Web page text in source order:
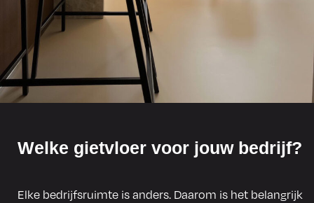
Welke gietvloer voor jouw bedrijf?
Elke bedrijfsruimte is anders. Daarom is het belangrijk